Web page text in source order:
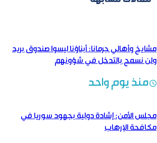
مشايخ وأهالي جرمانا: أبناؤنا ليسوا صندوق بريد
ولن نسمح بالتدخل في شؤونهم
منذ يوم واحد
مجلس الأمن: إشادة دولية بجهود سوريا في
مكافحة الإرهاب